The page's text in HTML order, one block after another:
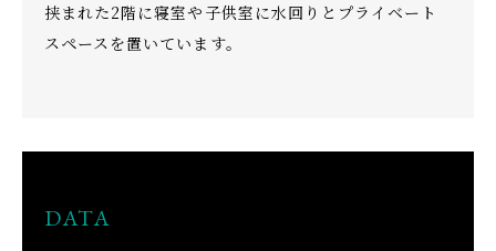
挟まれた2階に寝室や子供室に水回りとプライベート
スペースを置いています。
DATA